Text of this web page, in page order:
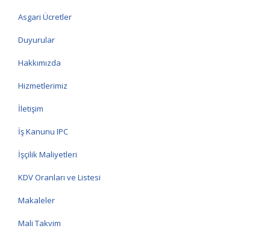
Asgari Ücretler
Duyurular
Hakkımızda
Hizmetlerimiz
İletişim
İş Kanunu IPC
İşçilik Maliyetleri
KDV Oranları ve Listesi
Makaleler
Mali Takvim